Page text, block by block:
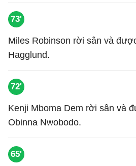
73'
Miles Robinson rời sân và
Hagglund.
72'
Kenji Mboma Dem rời sân và
Obinna Nwobodo.
65'